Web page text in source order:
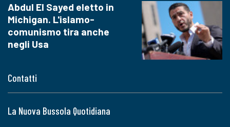
Contatti
La Nuova Bussola Quotidiana
Abdul El Sayed eletto in
Michigan. L'islamo-
comunismo tira anche
negli Usa